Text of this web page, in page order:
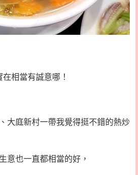
相當有誠意哪！
大庭新村一帶我覺得挺不錯的熱炒
意也一直都相當的好，